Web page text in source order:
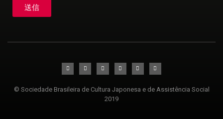
送信
© Sociedade Brasileira de Cultura Japonesa e de Assistência Social
2019